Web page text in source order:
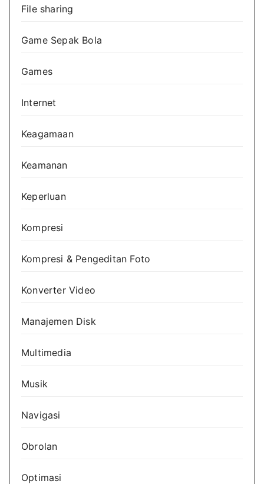
File sharing
Game Sepak Bola
Games
Internet
Keagamaan
Keamanan
Keperluan
Kompresi
Kompresi & Pengeditan Foto
Konverter Video
Manajemen Disk
Multimedia
Musik
Navigasi
Obrolan
Optimasi